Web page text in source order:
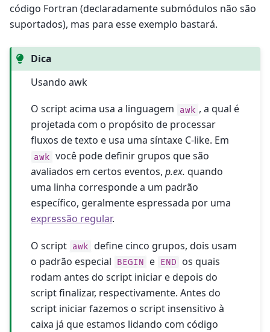
código Fortran (declaradamente submódulos não são
suportados), mas para esse exemplo bastará.
Dica
Usando awk
O script acima usa a linguagem awk , a qual é
projetada com o propósito de processar
fluxos de texto e usa uma síntaxe C-like. Em
awk você pode definir grupos que são
avaliados em certos eventos,p.ex. quando
uma linha corresponde a um padrão
específico, geralmente espressada por uma
expressão regular.
O script awk define cinco grupos, dois usam
o padrão especial
BEGIN e END
os quais
rodam antes do script iniciar e depois do
script finalizar, respectivamente. Antes do
script iniciar fazemos o script insensitivo à
caixa já que estamos lidando com código